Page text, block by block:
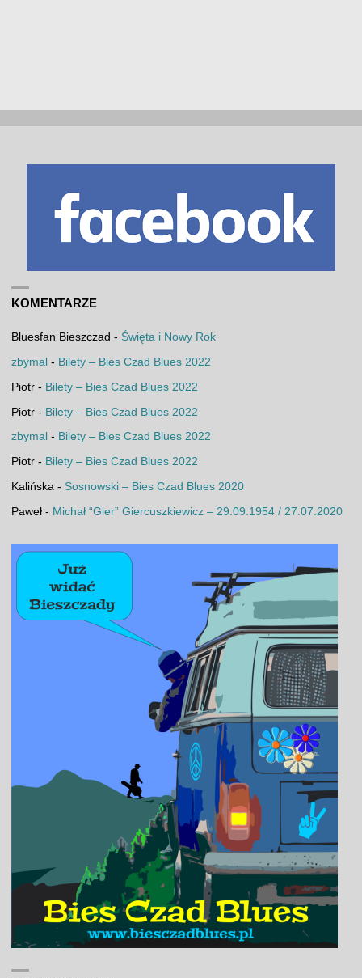
KOMENTARZE
Bluesfan Bieszczad - Święta i Nowy Rok
zbymal - Bilety – Bies Czad Blues 2022
Piotr- Bilety – Bies Czad Blues 2022
Piotr- Bilety – Bies Czad Blues 2022
zbymal - Bilety – Bies Czad Blues 2022
Piotr- Bilety – Bies Czad Blues 2022
Kalińska - Sosnowski – Bies Czad Blues 2020
Paweł- Michał “Gier” Giercuszkiewicz – 29.09.1954 / 27.07.2020